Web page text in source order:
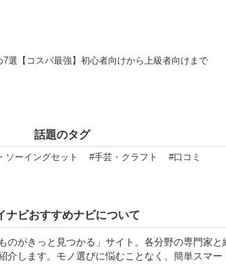
選【コスパ最強】初心者向けから上級者向けまで
話題のタグ
ソーイングセット #手芸・クラフト #口コミ
ナビおすすめナビについて
のがきっと見つかる」サイト。各分野の専門家と
介します。モノ選びに悩むことなく、簡単スマー